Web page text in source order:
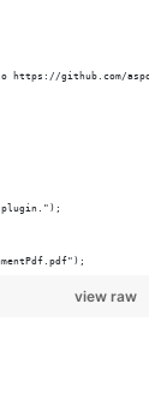
view raw